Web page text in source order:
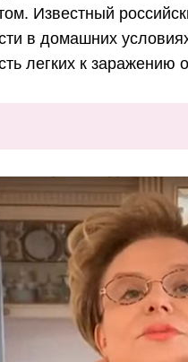
Известный
в домашних
легких к заражению